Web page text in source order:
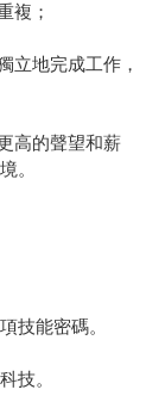
複；
立地完成工作，
高的聲望和薪
。
技能密碼。
技。